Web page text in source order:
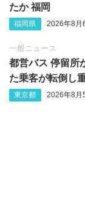
たか 福岡
福岡県 2026年8月
一般ニュース
都営バス 停留所
た乗客が転倒し
東京都 2026年8月